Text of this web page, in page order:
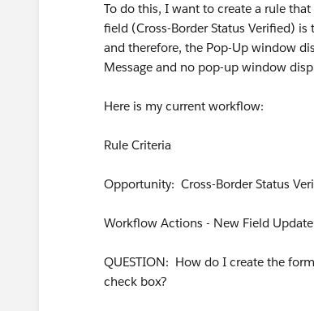
To do this, I want to create a rule
field (Cross-Border Status Verified)
and therefore, the Pop-Up window
Message and no pop-up window
Here is my current workflow:
Rule Criteria
Opportunity: Cross-Border Status
Workflow Actions - New Field Update
QUESTION: How do I create the
check box?